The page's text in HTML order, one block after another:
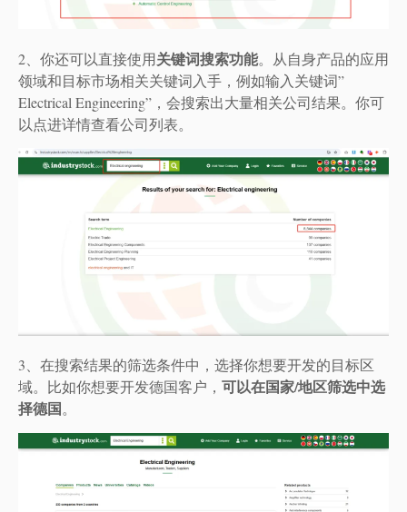
2、你还可以直接使用关键词搜索功能。从自身产品的应用
领域和目标市场相关关键词入手，例如输入关键词”
Electrical Engineering”，会搜索出大量相关公司结果。你可
以点进详情查看公司列表。
3、在搜索结果的筛选条件中，选择你想要开发的目标区
域。比如你想要开发德国客户， 可以在国家/地区筛选中选
择德国。